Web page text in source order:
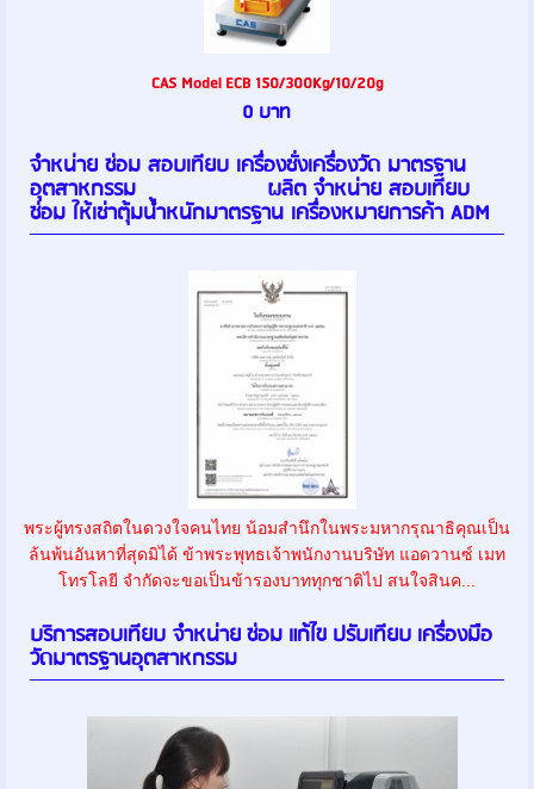
CAS Model ECB 150/300Kg/10/20g
0 บาท
จำหน่าย ซ่อม สอบเทียบ เครื่องชั่งเครื่องวัด มาตรฐาน
อุตสาหกรรม ผลิต จำหน่าย สอบเทียบ
ซ่อม ให้เช่าตุ้มน้ำหนักมาตรฐาน เครื่องหมายการค้า ADM
พระผู้ทรงสถิตในดวงใจคนไทย น้อมสำนึกในพระมหากรุณาธิคุณเป็น
ล้นพ้นอันหาที่สุดมิได้ ข้าพระพุทธเจ้าพนักงานบริษัท แอดวานซ์ เมท
โทรโลยี จำกัดจะขอเป็นข้ารองบาททุกชาติไป สนใจสินค...
บริการสอบเทียบ จำหน่าย ซ่อม แก้ไข ปรับเทียบ เครื่องมือ
วัดมาตรฐานอุตสาหกรรม